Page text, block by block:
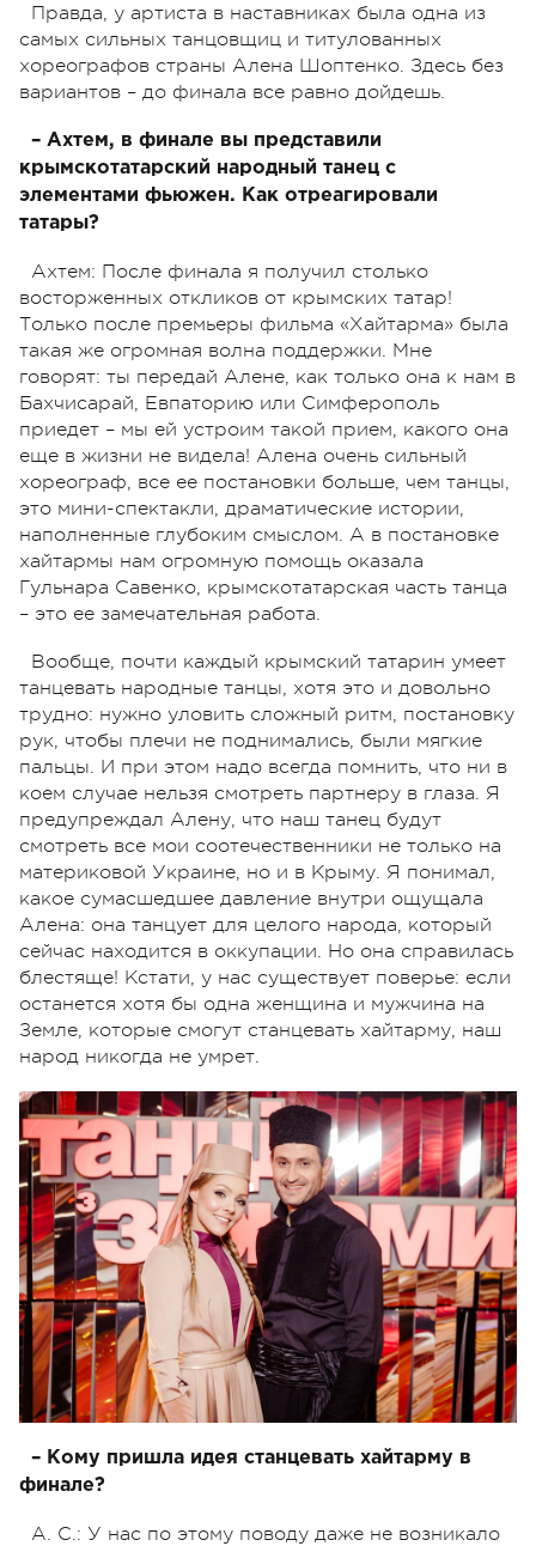
Правда, у артиста в наставниках была одна из
самых сильных танцовщиц и титулованных
хореографов страны Алена Шоптенко. Здесь без
вариантов – до финала все равно дойдешь.
– Ахтем, в финале вы представили
крымскотатарский народный танец с
элементами фьюжен. Как отреагировали
татары?
Ахтем: После финала я получил столько
восторженных откликов от крымских татар!
Только после премьеры фильма «Хайтарма» была
такая же огромная волна поддержки. Мне
говорят: ты передай Алене, как только она к нам в
Бахчисарай, Евпаторию или Симферополь
приедет – мы ей устроим такой прием, какого она
еще в жизни не видела! Алена очень сильный
хореограф, все ее постановки больше, чем танцы,
это мини-спектакли, драматические истории,
наполненные глубоким смыслом. А в постановке
хайтармы нам огромную помощь оказала
Гульнара Савенко, крымскотатарская часть танца
– это ее замечательная работа.
Вообще, почти каждый крымский татарин умеет
танцевать народные танцы, хотя это и довольно
трудно: нужно уловить сложный ритм, постановку
рук, чтобы плечи не поднимались, были мягкие
пальцы. И при этом надо всегда помнить, что ни в
коем случае нельзя смотреть партнеру в глаза. Я
предупреждал Алену, что наш танец будут
смотреть все мои соотечественники не только на
материковой Украине, но и в Крыму. Я понимал,
какое сумасшедшее давление внутри ощущала
Алена: она танцует для целого народа, который
сейчас находится в оккупации. Но она справилась
блестяще! Кстати, у нас существует поверье: если
останется хотя бы одна женщина и мужчина на
Земле, которые смогут станцевать хайтарму, наш
народ никогда не умрет.
– Кому пришла идея станцевать хайтарму в
финале?
А. С.: У нас по этому поводу даже не возникало